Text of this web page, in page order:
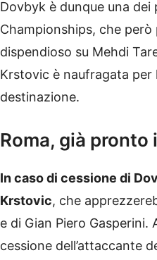
Dovbyk è dunque una
Championships, che
dispendioso su Mehdi
Krstovic è naufragata
destinazione.
Roma, già
In caso di cessione di
Krstovic, che
e di Gian Piero
cessione dell’attaccante